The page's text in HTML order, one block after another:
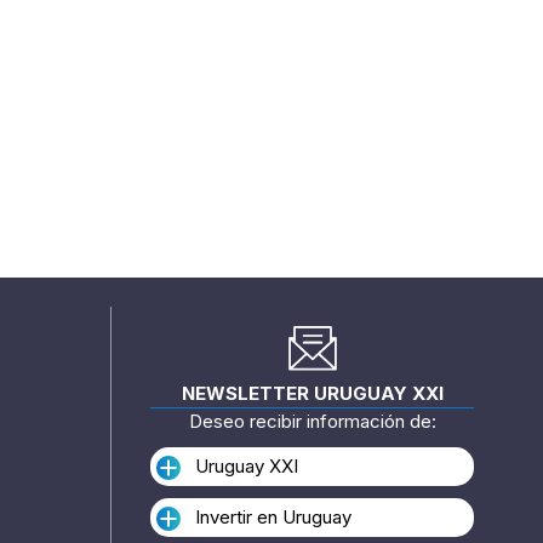
NEWSLETTER URUGUAY XXI
Deseo recibir información de:
Uruguay XXI
Invertir en Uruguay